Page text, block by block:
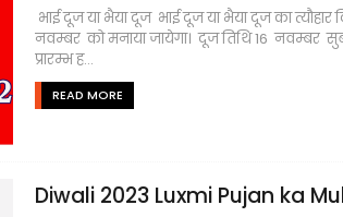
भाई दूज या भैया दूज भाई दूज या भैया दूज का त्यौहार
नवम्बर को मनाया जायेगा। दूज तिथि 16 नवम्बर
प्रारम्भ ह...
READ MORE
Diwali 2023 Luxmi Pujan ka